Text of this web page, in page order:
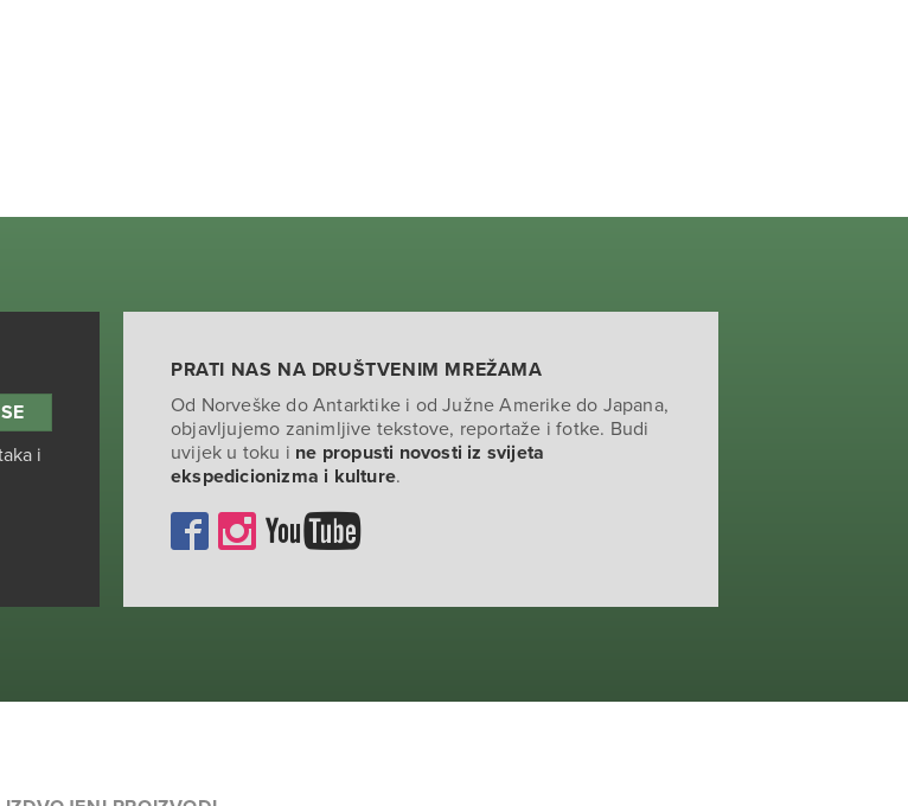
i
PRATI NAS NA DRUŠTVENIM MREŽAMA
Od Norveške do Antarktike i od Južne Amerike do Japana,
objavljujemo zanimljive tekstove, reportaže i fotke. Budi
uvijek u toku i ne propusti novosti iz svijeta
ekspedicionizma i kulture.